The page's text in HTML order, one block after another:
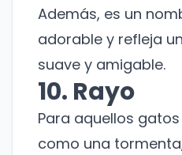
Además, es un
adorable y refleja
suave y amigable.
10. Rayo
Para aquellos
como una